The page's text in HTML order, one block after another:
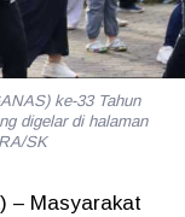
ke-33 Tahun
digelar di halaman
SK
– Masyarakat